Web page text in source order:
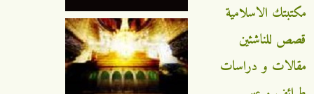
مكتبتك الاسلامية
قصص للناشئين
مقالات و دراسات